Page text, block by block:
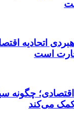
اتحادیه
است
اقتصادی؛ چگونه
می‌کند